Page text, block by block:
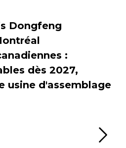
Dongfeng
:
dès 2027,
usine d'assemblage